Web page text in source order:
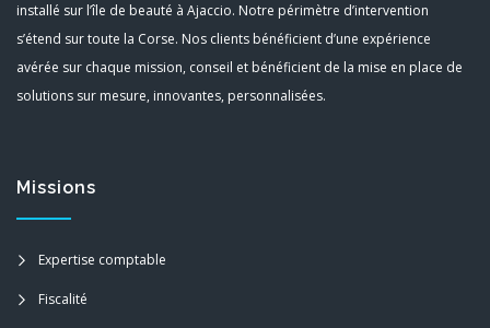
installé sur l’île de beauté à Ajaccio. Notre périmètre d’intervention
s’étend sur toute la Corse. Nos clients bénéficient d’une expérience
avérée sur chaque mission, conseil et bénéficient de la mise en place de
solutions sur mesure, innovantes, personnalisées.
Missions
Expertise comptable
Fiscalité